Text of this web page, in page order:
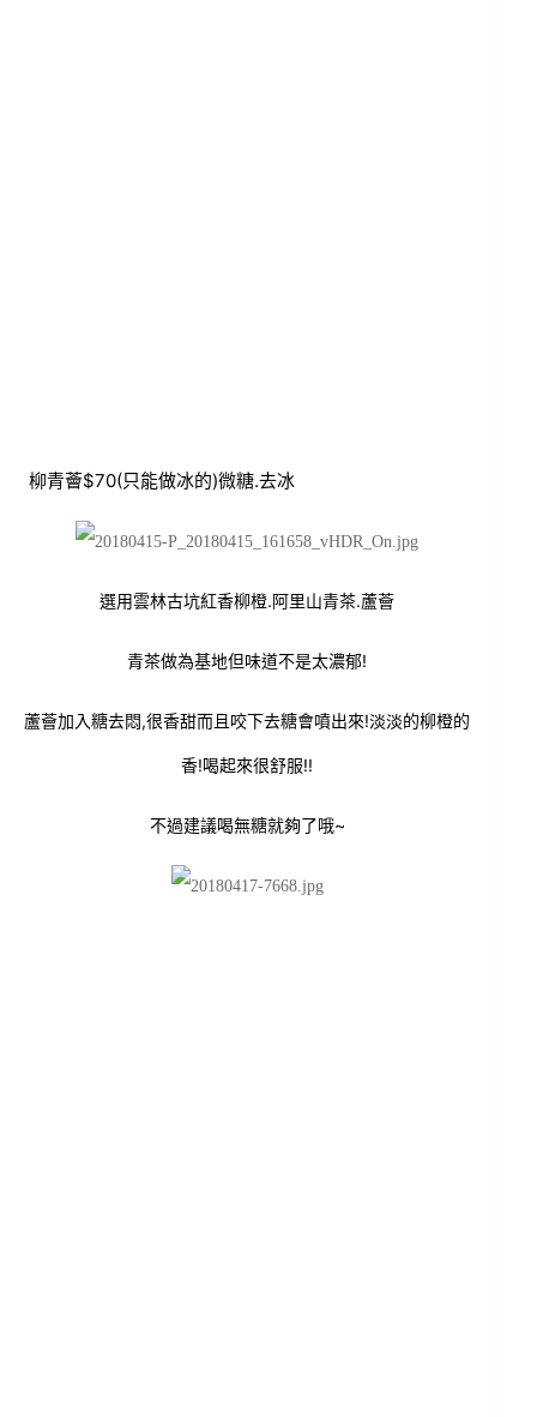
柳青薈$70(只能做冰的)微糖.去冰
選用雲林古坑紅香柳橙.阿里山青茶.蘆薈
青茶做為基地但味道不是太濃郁!
蘆薈加入糖去悶,很香甜而且咬下去糖會噴出來!淡淡的柳橙的
香!喝起來很舒服!!
不過建議喝無糖就夠了哦~